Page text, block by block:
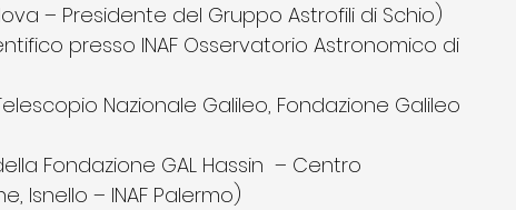
– Presidente del Gruppo Astrofili di Schio)
presso INAF Osservatorio Astronomico di
Nazionale Galileo, Fondazione Galileo
Fondazione GAL Hassin – Centro
Isnello – INAF Palermo)